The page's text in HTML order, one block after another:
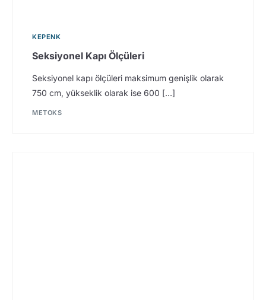
KEPENK
Seksiyonel Kapı Ölçüleri
Seksiyonel kapı ölçüleri maksimum genişlik olarak
750 cm, yükseklik olarak ise 600 […]
METOKS